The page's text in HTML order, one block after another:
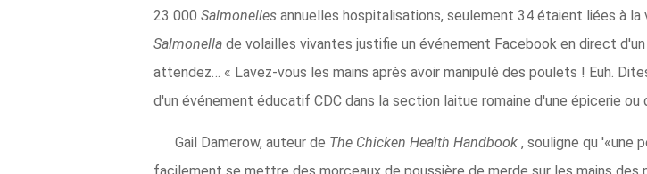
23 000 Salmonelles annuelles hospitalisations, seulement 34 étaient liées à
Salmonella de volailles vivantes justifie un événement Facebook en direct
attendez… « Lavez-vous les mains après avoir manipulé des poulets ! Euh.
d'un événement éducatif CDC dans la section laitue romaine d'une épicerie ou
Gail Damerow, auteur de The Chicken Health Handbook , souligne qu '«une